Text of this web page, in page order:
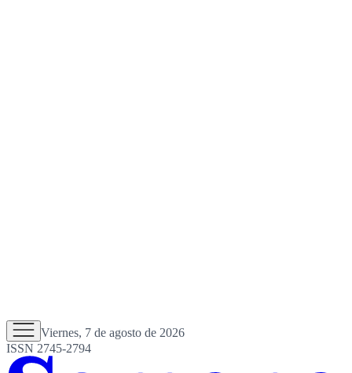
Viernes, 7 de agosto de 2026
ISSN 2745-2794